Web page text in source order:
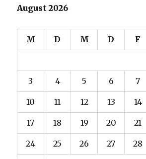
August 2026
M D M D F
3 4 5 6 7
10 11 12 13 14
17 18 19 20 21
24 25 26 27 28